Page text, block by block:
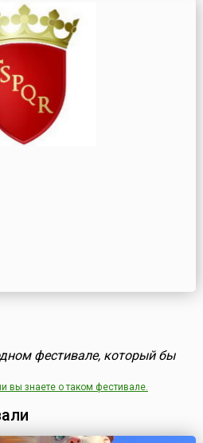
фестивале, который бы
вы знаете о таком фестивале.